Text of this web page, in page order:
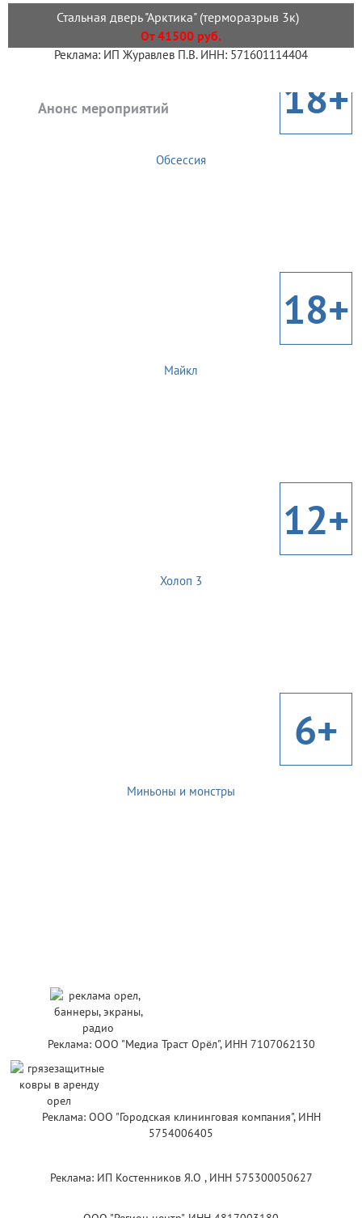
Стальная дверь "Арктика" (терморазрыв 3к)
От 41500 руб.
Реклама: ИП Журавлев П.В. ИНН: 571601114404
Анонс мероприятий 18+
Обсессия
18+
Майкл
12+
Холоп 3
6+
Миньоны и монстры
Реклама: ООО "Медиа Траст Орёл", ИНН 7107062130
Реклама: ООО "Городская клининговая компания", ИНН
5754006405
Реклама: ИП Костенников Я.О , ИНН 575300050627